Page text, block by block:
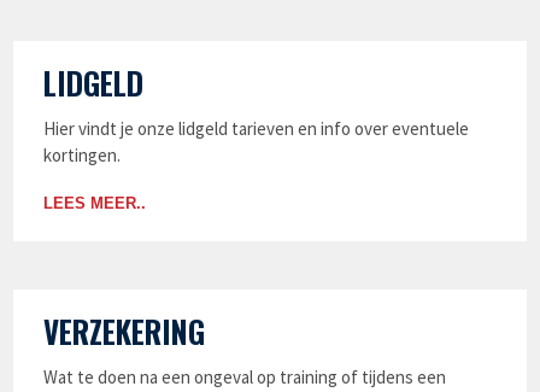
LIDGELD
Hier vindt je onze lidgeld tarieven en info over eventuele
kortingen.
LEES MEER..
VERZEKERING
Wat te doen na een ongeval op training of tijdens een